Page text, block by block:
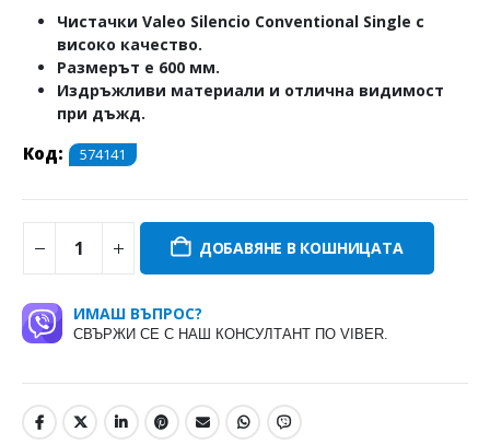
Чистачки Valeo Silencio Conventional Single с
високо качество.
Размерът е 600 мм.
Издръжливи материали и отлична видимост
при дъжд.
Код: 574141
ДОБАВЯНЕ В КОШНИЦАТА
ИМАШ ВЪПРОС?
СВЪРЖИ СЕ С НАШ КОНСУЛТАНТ ПО VIBER.